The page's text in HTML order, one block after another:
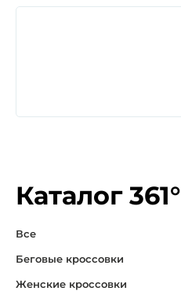
Каталог 361°
Все
Беговые кроссовки
Женские кроссовки